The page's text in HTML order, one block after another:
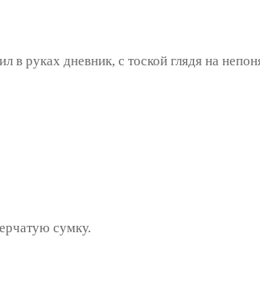
дневник, с тоской глядя на
сумку.